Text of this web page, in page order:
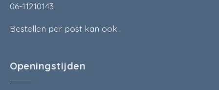
06-11210143
Bestellen per post kan ook.
Openingstijden